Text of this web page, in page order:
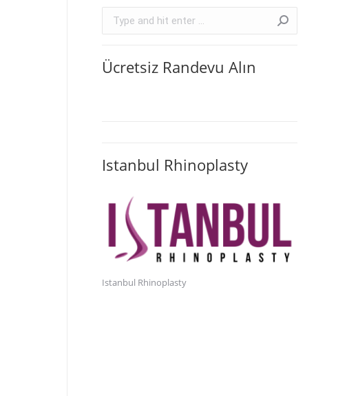
Search:
Ücretsiz Randevu Alın
Istanbul Rhinoplasty
Istanbul Rhinoplasty